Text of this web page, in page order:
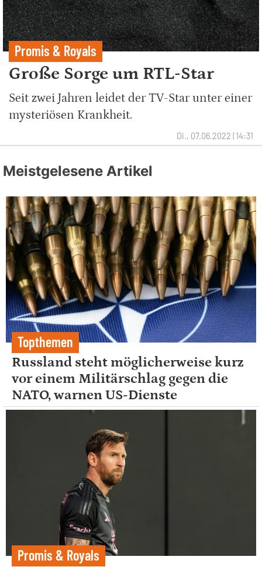
Promis & Royals
Große Sorge um RTL-Star
Seit zwei Jahren leidet der TV-Star unter einer
mysteriösen Krankheit.
Di., 07.06.2022 | 14:31
Meistgelesene Artikel
Topthemen
Russland steht möglicherweise kurz
vor einem Militärschlag gegen die
NATO, warnen US-Dienste
Promis & Royals